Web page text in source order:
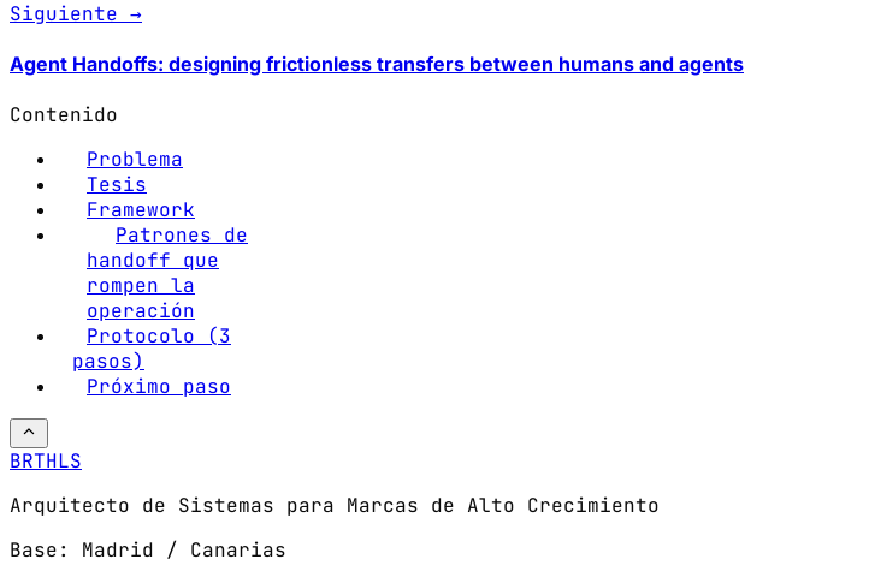
Siguiente →
Agent Handoffs: designing frictionless transfers between humans and agents
Contenido
Problema
Tesis
Framework
Patrones de
handoff que
rompen la
operación
Protocolo (3
pasos)
Próximo paso
BRTHLS
Arquitecto de Sistemas para Marcas de Alto Crecimiento
Base: Madrid / Canarias